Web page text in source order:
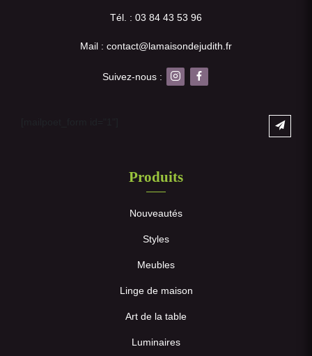
Tél. : 03 84 43 53 96
Mail : contact@lamaisondejudith.fr
Suivez-nous :
Produits
Nouveautés
Styles
Meubles
Linge de maison
Art de la table
Luminaires